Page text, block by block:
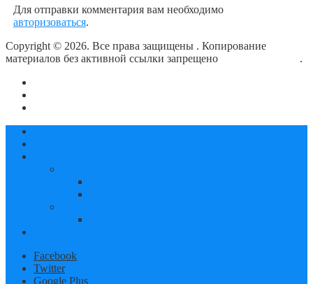
Для отправки комментария вам необходимо
авторизоваться.
Copyright © 2026. Все права защищены . Копирование
материалов без активной ссылки запрещено
.
Facebook
Twitter
Google Plus